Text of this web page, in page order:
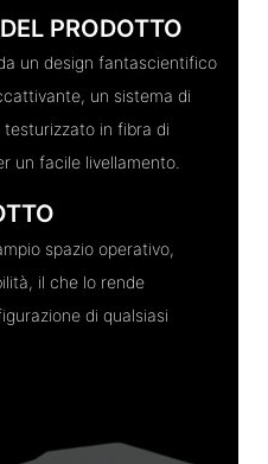
PRODOTTO
un design fantascientifico
un sistema di
in fibra di
un facile livellamento.
spazio operativo,
il che lo rende
di qualsiasi